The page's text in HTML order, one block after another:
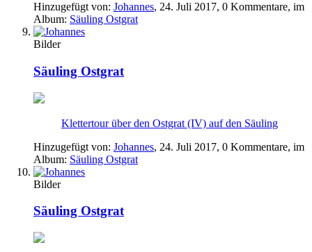
Hinzugefügt von: Johannes, 24. Juli 2017, 0 Kommentare, im
Album: Säuling Ostgrat
Bilder
Säuling Ostgrat
Klettertour über den Ostgrat (IV) auf den Säuling
Hinzugefügt von: Johannes, 24. Juli 2017, 0 Kommentare, im
Album: Säuling Ostgrat
Bilder
Säuling Ostgrat